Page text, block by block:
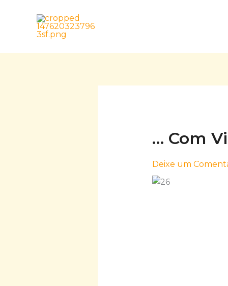
… Com
Deixe um